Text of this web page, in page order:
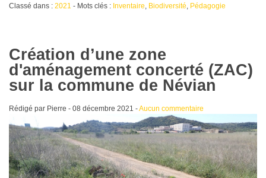
Classé dans : 2021 - Mots clés : Inventaire, Biodiversité, Pédagogie
Création d’une zone
d'aménagement concerté (ZAC)
sur la commune de Névian
Rédigé par Pierre - 08 décembre 2021 -Aucun commentaire